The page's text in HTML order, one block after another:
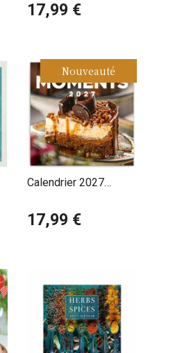
Plats
17,99 €
Nouveauté
Calendrier 2027
Sucrées
17,99 €